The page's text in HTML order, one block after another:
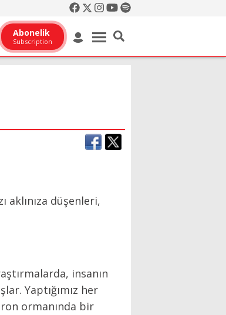
Abonelik
Subscription
aklınıza düşenleri,
insanın
Yaptığımız her
ormanında bir